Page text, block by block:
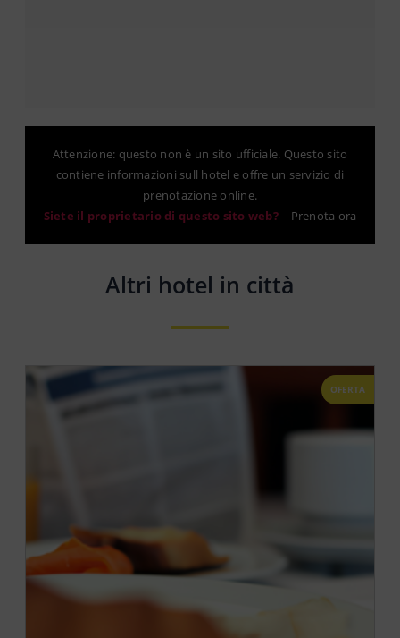
Attenzione: questo non è un sito ufficiale. Questo sito
contiene informazioni sull hotel e offre un servizio di
prenotazione online.
Siete il proprietario di questo sito web?– Prenota ora
Altri hotel in città
OFERTA